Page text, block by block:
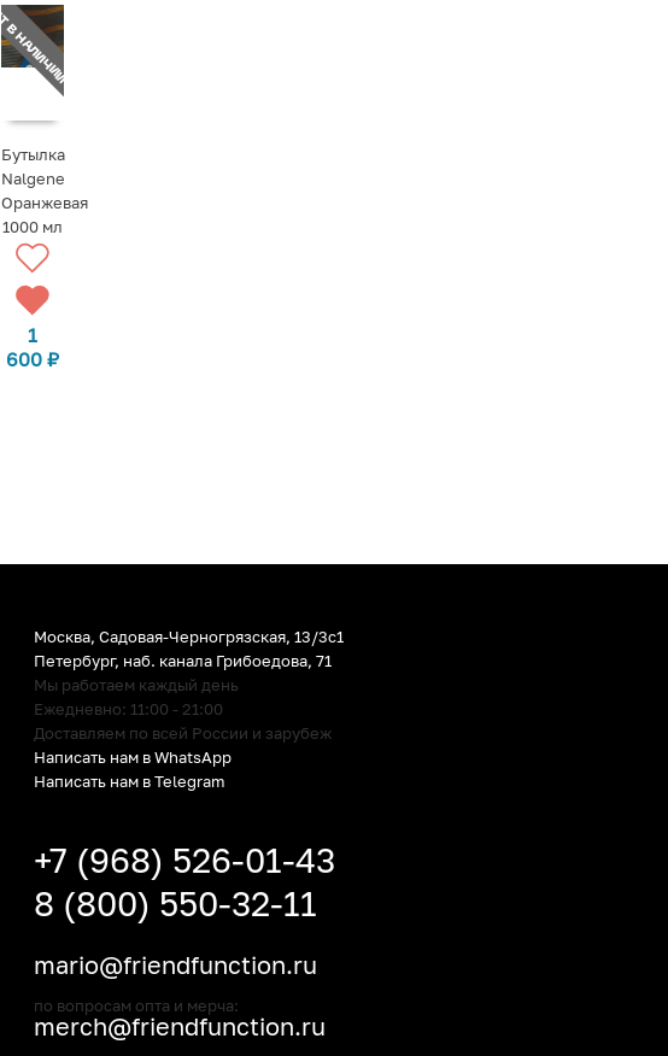
НЕТ В НАЛИЧИИ
О
ПОСТУПЛЕНИИ
Бутылка
Nalgene
Оранжевая
1000 мл
1
600₽
Москва, Садовая-Черногрязская, 13/3c1
Петербург, наб. канала Грибоедова, 71
Мы работаем каждый день
Ежедневно: 11:00 - 21:00
Доставляем по всей России и зарубеж
Написать нам в WhatsApp
Написать нам в Telegram
+7 (968) 526-01-43
8 (800) 550-32-11
mario@friendfunction.ru
по вопросам опта и мерча:
merch@friendfunction.ru